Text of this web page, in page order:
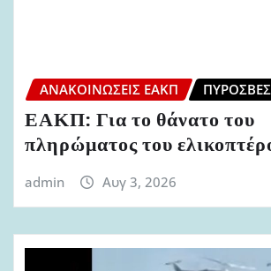
ΑΝΑΚΟΙΝΏΣΕΙΣ ΕΑΚΠ
ΕΑΚΠ: Για το θάνατο του
πληρώματος του
admin Αυγ 3, 2026